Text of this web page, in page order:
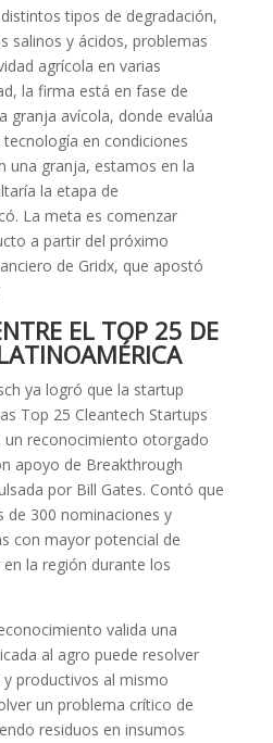
tipos de degradación,
salinos y ácidos, problemas
agrícola en varias
la firma está en fase de
granja avícola, donde evalúa
en condiciones
una granja, estamos en la
la etapa de
La meta es comenzar
a partir del próximo
de Gridx, que apostó
EL TOP 25 DE
ya logró que la startup
Top 25 Cleantech Startups
un reconocimiento otorgado
apoyo de Breakthrough
por Bill Gates. Contó que
de 300 nominaciones y
con mayor potencial de
la región durante los
valida una
al agro puede resolver
productivos al mismo
un problema crítico de
residuos en insumos